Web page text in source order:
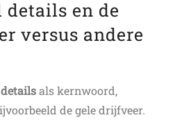
en de
versus andere
detailsals kernwoord,
de gele drijfveer.